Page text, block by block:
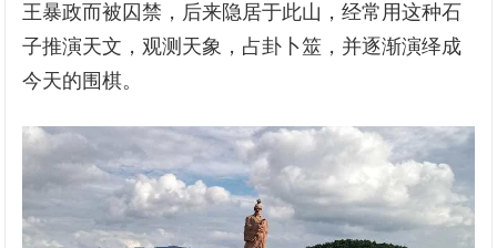
王暴政而被囚禁，后来隐居于此山，经常用这种石
子推演天文，观测天象，占卦卜筮，并逐渐演绎成
今天的围棋。